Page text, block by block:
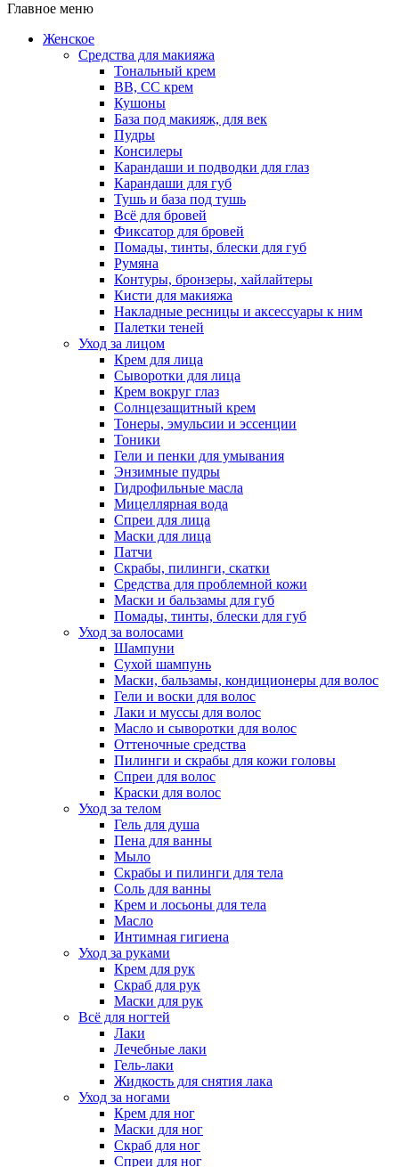
Главное меню
Женское
Средства для макияжа
Тональный крем
BB, CC крем
Кушоны
База под макияж, для век
Пудры
Консилеры
Карандаши и подводки для глаз
Карандаши для губ
Тушь и база под тушь
Всё для бровей
Фиксатор для бровей
Помады, тинты, блески для губ
Румяна
Контуры, бронзеры, хайлайтеры
Кисти для макияжа
Накладные ресницы и аксессуары к ним
Палетки теней
Уход за лицом
Крем для лица
Сыворотки для лица
Крем вокруг глаз
Солнцезащитный крем
Тонеры, эмульсии и эссенции
Тоники
Гели и пенки для умывания
Энзимные пудры
Гидрофильные масла
Мицеллярная вода
Спреи для лица
Маски для лица
Патчи
Скрабы, пилинги, скатки
Средства для проблемной кожи
Маски и бальзамы для губ
Помады, тинты, блески для губ
Уход за волосами
Шампуни
Сухой шампунь
Маски, бальзамы, кондиционеры для волос
Гели и воски для волос
Лаки и муссы для волос
Масло и сыворотки для волос
Оттеночные средства
Пилинги и скрабы для кожи головы
Спреи для волос
Краски для волос
Уход за телом
Гель для душа
Пена для ванны
Мыло
Скрабы и пилинги для тела
Соль для ванны
Крем и лосьоны для тела
Масло
Интимная гигиена
Уход за руками
Крем для рук
Скраб для рук
Маски для рук
Всё для ногтей
Лаки
Лечебные лаки
Гель-лаки
Жидкость для снятия лака
Уход за ногами
Крем для ног
Маски для ног
Скраб для ног
Спреи для ног